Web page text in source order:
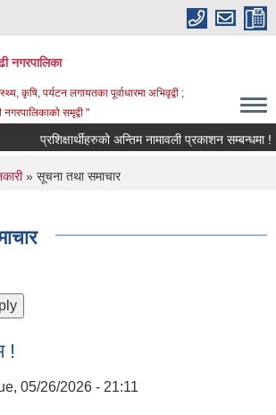
नगरपालिका
कृषि, पर्यटन लगायतका पूर्वाधारमा अभिवृद्वी ;
समृद्वी "
प्रशिक्षार्थीहरुको अन्तिम नामावली प्रकाशन सम्बन्धमा !
» सूचना तथा समाचार
!
05/26/2026 - 21:11